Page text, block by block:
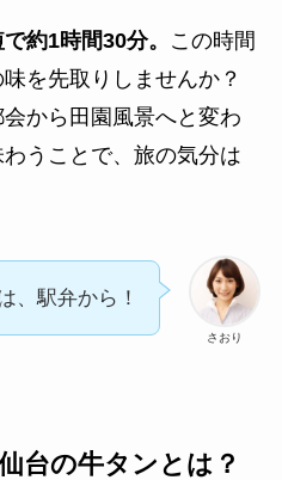
約1時間30分。
この時間
を先取りしませんか？
から田園風景へと変わ
うことで、旅の気分は
さおり
、駅弁から！
台の牛タンとは？